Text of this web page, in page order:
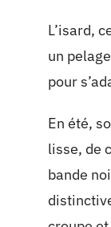
L’isard,
un
pour
En été,
lisse, de
bande